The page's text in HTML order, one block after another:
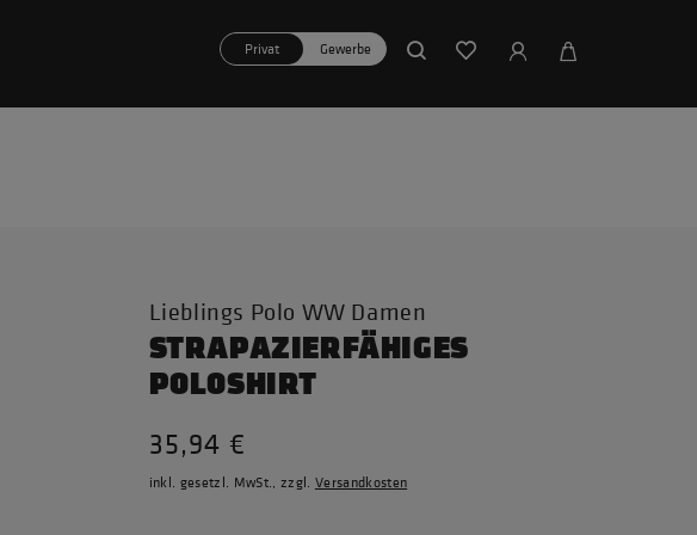
Privat Gewerbe
Lieblings Polo WW Damen
STRAPAZIERFÄHIGES
POLOSHIRT
35,94 €
inkl. gesetzl. MwSt., zzgl. Versandkosten